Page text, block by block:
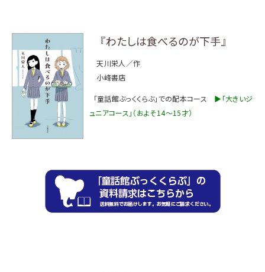
『わたしは食べるのが下手』
天川栄人／作
小峰書店
「童話館ぶっくくらぶ」での配本コース ▶「大きいジ
ュニアコース」（およそ14～15才）